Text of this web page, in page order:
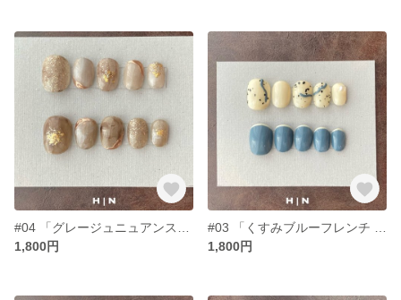
1,800円
1,800円